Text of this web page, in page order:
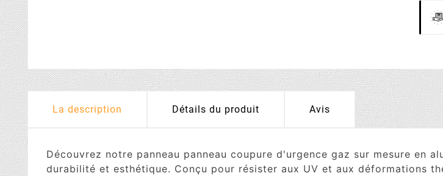
La description Détails du produit Avis
Découvrez notre panneau panneau coupure d'urgence gaz sur mesure en
durabilité et esthétique. Conçu pour résister aux UV et aux déformations